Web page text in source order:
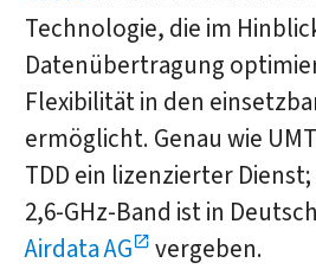
Technologie, die im
Datenübertragung
Flexibilität in den
ermöglicht. Genau wie
TDD ein lizenzierter
2,6-GHz-Band ist in
Airdata AG
vergeben.